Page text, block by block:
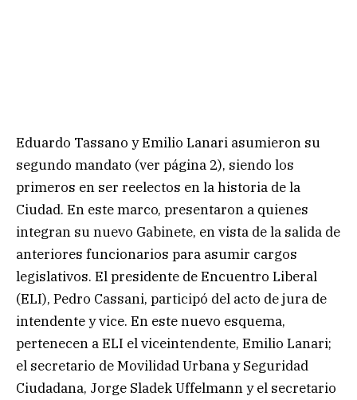
Eduardo Tassano y Emilio Lanari asumieron su
segundo mandato (ver página 2), siendo los
primeros en ser reelectos en la historia de la
Ciudad. En este marco, presentaron a quienes
integran su nuevo Gabinete, en vista de la salida de
anteriores funcionarios para asumir cargos
legislativos. El presidente de Encuentro Liberal
(ELI), Pedro Cassani, participó del acto de jura de
intendente y vice. En este nuevo esquema,
pertenecen a ELI el viceintendente, Emilio Lanari;
el secretario de Movilidad Urbana y Seguridad
Ciudadana, Jorge Sladek Uffelmann y el secretario